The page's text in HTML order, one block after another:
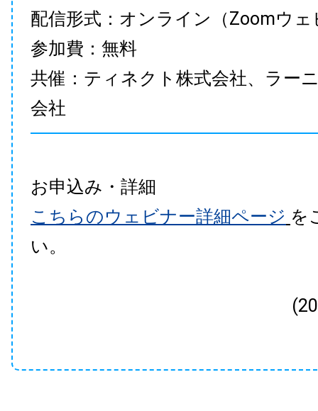
配信形式：オンライン（Zoomウェ
参加費：無料
共催：ティネクト株式会社、ラー
会社
お申込み・詳細
こちらのウェビナー詳細ページ を
い。